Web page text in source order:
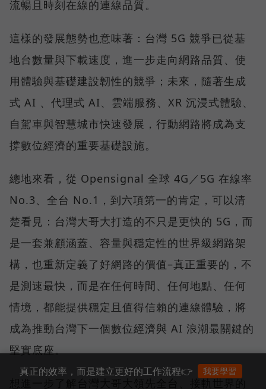
流暢且時刻在線的連線品質。
這樣的發展態勢也意味著：台灣 5G 競爭已從基
地台數量與下載速度，進一步走向網路品質、使
用體驗與基礎建設韌性的競爭；未來，隨著生成
式 AI 、代理式 AI、雲端服務、XR 沉浸式體驗、
自駕車與智慧城市快速發展，行動網路將成為支
撐數位經濟的重要基礎設施。
總地來看，從 Opensignal 全球 4G／5G 在線率
No.3、全台 No.1，到六項第一的肯定，可以清
楚看見：台灣大哥大打造的不只是更快的 5G，而
是一套兼顧涵蓋、容量與穩定性的世界級網路架
構，也重新定義了好網路的價值–真正重要的，不
是測速最快，而是在任何時間、任何地點、任何
情境，都能提供穩定且值得信賴的連線體驗，將
成為推動台灣下一個數位經濟與 AI 浪潮最關鍵的
堅實底座。
想進一步了解台灣大哥大領先全台、接軌世界的
真正的效率，而是建立更好的工作流程👉 我要學習